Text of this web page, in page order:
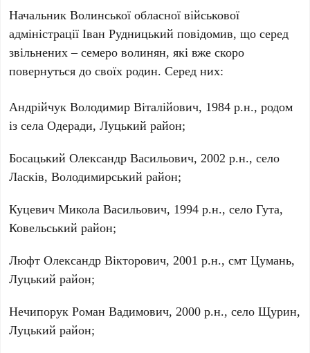
Начальник Волинської обласної військової
адміністрації Іван Рудницький повідомив, що серед
звільнених – семеро волинян, які вже скоро
повернуться до своїх родин. Серед них:
Андрійчук Володимир Віталійович, 1984 р.н., родом
із села Одеради, Луцький район;
Босацький Олександр Васильович, 2002 р.н., село
Ласків, Володимирський район;
Куцевич Микола Васильович, 1994 р.н., село Гута,
Ковельський район;
Люфт Олександр Вікторович, 2001 р.н., смт Цумань,
Луцький район;
Нечипорук Роман Вадимович, 2000 р.н., село Щурин,
Луцький район;